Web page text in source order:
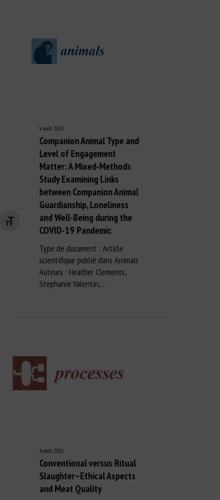
Changer la taille de la police
9 août 2021
Companion Animal Type and
Level of Engagement
Matter: A Mixed-Methods
Study Examining Links
between Companion Animal
Guardianship, Loneliness
and Well-Being during the
COVID-19 Pandemic
Type de document : Article
scientifique publié dans Animals
Auteurs : Heather Clements,
Stephanie Valentin,…
8 août 2021
Conventional versus Ritual
Slaughter–Ethical Aspects
and Meat Quality